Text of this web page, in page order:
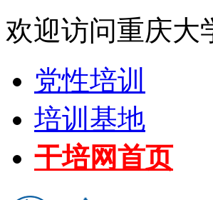
欢迎访问重庆大
党性培训
培训基地
干培网首页